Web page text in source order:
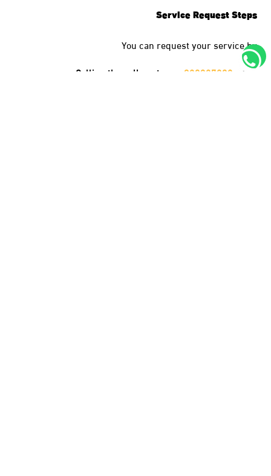
Service Request Steps
You can request your service by
Calling the call center on
920027202